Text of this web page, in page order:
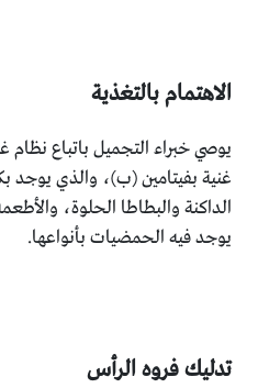
الاهتمام بالتغذية
يوصي خبراء التجميل باتباع
غنية بفيتامين (ب)، والذي يوجد
الداكنة والبطاطا الحلوة،
يوجد فيه الحمضيات بأنواعها.
تدليك فروه الرأس